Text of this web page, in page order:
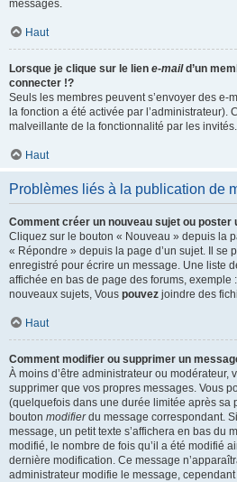
messages.
Haut
Lorsque je clique sur le lien e-maild’un
connecter !?
Seuls les membres peuvent s’envoyer des e-
la fonction a été activée par l’administrateur).
malveillante de la fonctionnalité par les invités.
Haut
Problèmes liés à la publication de
Comment créer un nouveau sujet ou poster
Cliquez sur le bouton « Nouveau » depuis la
« Répondre » depuis la page d’un sujet. Il se
enregistré pour écrire un message. Une liste
affichée en bas de page des forums, exemple
nouveaux sujets, Vous pouvez joindre des
Haut
Comment modifier ou supprimer un
À moins d’être administrateur ou modérateur,
supprimer que vos propres messages. Vous
(quelquefois dans une durée limitée après sa
bouton modifierdu message correspondant.
message, un petit texte s’affichera en bas du
modifié, le nombre de fois qu’il a été modifié
dernière modification. Ce message
administrateur modifie le message,